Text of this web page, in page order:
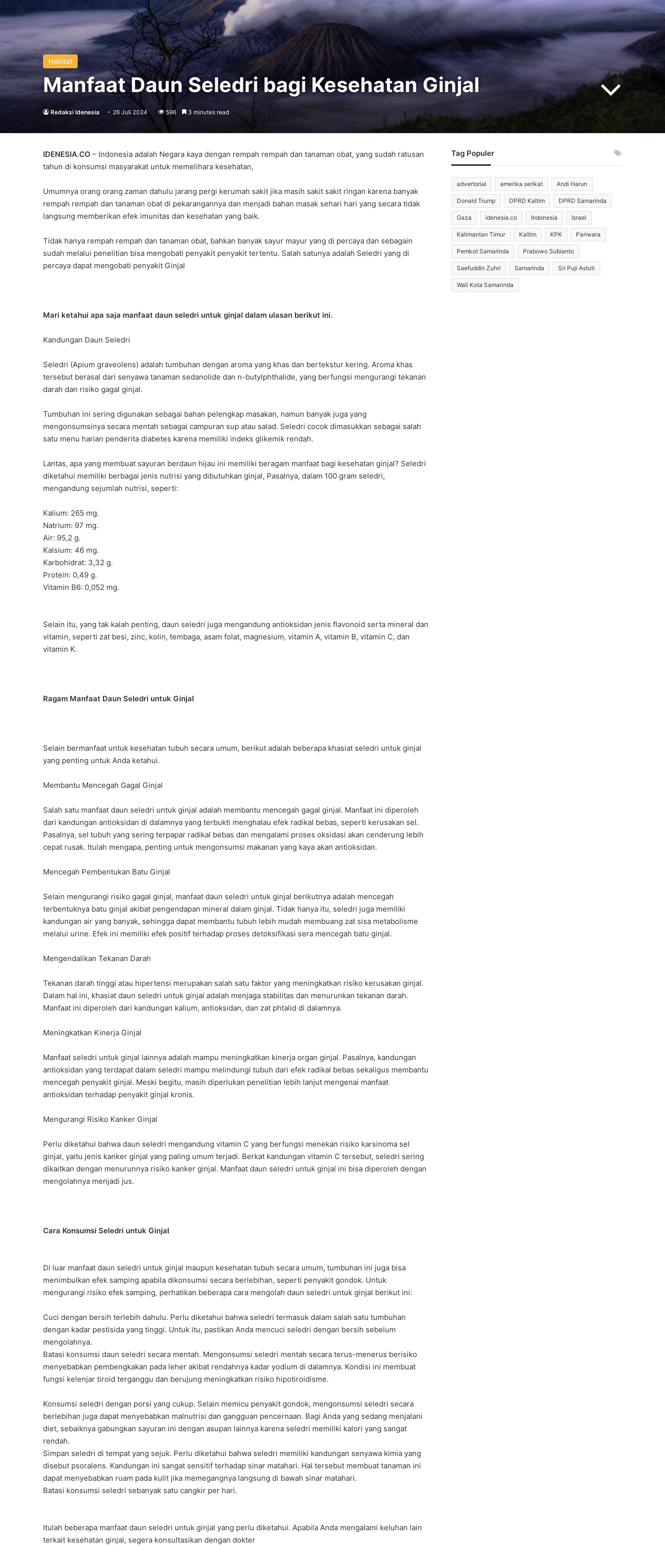
Habitat
Manfaat Daun Seledri bagi Kesehatan Ginjal
Redaksi Idenesia 26 Juli 2024 596 3 minutes read
IDENESIA.CO – Indonesia adalah Negara kaya dengan rempah rempah dan tanaman obat, yang sudah ratusan
tahun di konsumsi masyarakat untuk memelihara kesehatan,
Umumnya orang orang zaman dahulu jarang pergi kerumah sakit jika masih sakit sakit ringan karena banyak
rempah rempah dan tanaman obat di pekarangannya dan menjadi bahan masak sehari hari yang secara tidak
langsung memberikan efek imunitas dan kesehatan yang baik.
Tidak hanya rempah rempah dan tanaman obat, bahkan banyak sayur mayur yang di percaya dan sebagain
sudah melalui penelitian bisa mengobati penyakit penyakit tertentu. Salah satunya adalah Seledri yang di
percaya dapat mengobati penyakit Ginjal
Mari ketahui apa saja manfaat daun seledri untuk ginjal dalam ulasan berikut ini.
Kandungan Daun Seledri
Seledri (Apium graveolens) adalah tumbuhan dengan aroma yang khas dan bertekstur kering. Aroma khas
tersebut berasal dari senyawa tanaman sedanolide dan n-butylphthalide, yang berfungsi mengurangi tekanan
darah dan risiko gagal ginjal.
Tumbuhan ini sering digunakan sebagai bahan pelengkap masakan, namun banyak juga yang
mengonsumsinya secara mentah sebagai campuran sup atau salad. Seledri cocok dimasukkan sebagai salah
satu menu harian penderita diabetes karena memiliki indeks glikemik rendah.
Lantas, apa yang membuat sayuran berdaun hijau ini memiliki beragam manfaat bagi kesehatan ginjal? Seledri
diketahui memiliki berbagai jenis nutrisi yang dibutuhkan ginjal, Pasalnya, dalam 100 gram seledri,
mengandung sejumlah nutrisi, seperti:
Kalium: 265 mg.
Natrium: 97 mg.
Air: 95,2 g.
Kalsium: 46 mg.
Karbohidrat: 3,32 g.
Protein: 0,49 g.
Vitamin B6: 0,052 mg.
Selain itu, yang tak kalah penting, daun seledri juga mengandung antioksidan jenis flavonoid serta mineral dan
vitamin, seperti zat besi, zinc, kolin, tembaga, asam folat, magnesium, vitamin A, vitamin B, vitamin C, dan
vitamin K.
Ragam Manfaat Daun Seledri untuk Ginjal
Selain bermanfaat untuk kesehatan tubuh secara umum, berikut adalah beberapa khasiat seledri untuk ginjal
yang penting untuk Anda ketahui.
Membantu Mencegah Gagal Ginjal
Salah satu manfaat daun seledri untuk ginjal adalah membantu mencegah gagal ginjal. Manfaat ini diperoleh
dari kandungan antioksidan di dalamnya yang terbukti menghalau efek radikal bebas, seperti kerusakan sel.
Pasalnya, sel tubuh yang sering terpapar radikal bebas dan mengalami proses oksidasi akan cenderung lebih
cepat rusak. Itulah mengapa, penting untuk mengonsumsi makanan yang kaya akan antioksidan.
Mencegah Pembentukan Batu Ginjal
Selain mengurangi risiko gagal ginjal, manfaat daun seledri untuk ginjal berikutnya adalah mencegah
terbentuknya batu ginjal akibat pengendapan mineral dalam ginjal. Tidak hanya itu, seledri juga memiliki
kandungan air yang banyak, sehingga dapat membantu tubuh lebih mudah membuang zat sisa metabolisme
melalui urine. Efek ini memiliki efek positif terhadap proses detoksifikasi sera mencegah batu ginjal.
Mengendalikan Tekanan Darah
Tekanan darah tinggi atau hipertensi merupakan salah satu faktor yang meningkatkan risiko kerusakan ginjal.
Dalam hal ini, khasiat daun seledri untuk ginjal adalah menjaga stabilitas dan menurunkan tekanan darah.
Manfaat ini diperoleh dari kandungan kalium, antioksidan, dan zat phtalid di dalamnya.
Meningkatkan Kinerja Ginjal
Manfaat seledri untuk ginjal lainnya adalah mampu meningkatkan kinerja organ ginjal. Pasalnya, kandungan
antioksidan yang terdapat dalam seledri mampu melindungi tubuh dari efek radikal bebas sekaligus membantu
mencegah penyakit ginjal. Meski begitu, masih diperlukan penelitian lebih lanjut mengenai manfaat
antioksidan terhadap penyakit ginjal kronis.
Mengurangi Risiko Kanker Ginjal
Perlu diketahui bahwa daun seledri mengandung vitamin C yang berfungsi menekan risiko karsinoma sel
ginjal, yaitu jenis kanker ginjal yang paling umum terjadi. Berkat kandungan vitamin C tersebut, seledri sering
dikaitkan dengan menurunnya risiko kanker ginjal. Manfaat daun seledri untuk ginjal ini bisa diperoleh dengan
mengolahnya menjadi jus.
Cara Konsumsi Seledri untuk Ginjal
Di luar manfaat daun seledri untuk ginjal maupun kesehatan tubuh secara umum, tumbuhan ini juga bisa
menimbulkan efek samping apabila dikonsumsi secara berlebihan, seperti penyakit gondok. Untuk
mengurangi risiko efek samping, perhatikan beberapa cara mengolah daun seledri untuk ginjal berikut ini:
Cuci dengan bersih terlebih dahulu. Perlu diketahui bahwa seledri termasuk dalam salah satu tumbuhan
dengan kadar pestisida yang tinggi. Untuk itu, pastikan Anda mencuci seledri dengan bersih sebelum
mengolahnya.
Batasi konsumsi daun seledri secara mentah. Mengonsumsi seledri mentah secara terus-menerus berisiko
menyebabkan pembengkakan pada leher akibat rendahnya kadar yodium di dalamnya. Kondisi ini membuat
fungsi kelenjar tiroid terganggu dan berujung meningkatkan risiko hipotiroidisme.
Konsumsi seledri dengan porsi yang cukup. Selain memicu penyakit gondok, mengonsumsi seledri secara
berlebihan juga dapat menyebabkan malnutrisi dan gangguan pencernaan. Bagi Anda yang sedang menjalani
diet, sebaiknya gabungkan sayuran ini dengan asupan lainnya karena seledri memiliki kalori yang sangat
rendah.
Simpan seledri di tempat yang sejuk. Perlu diketahui bahwa seledri memiliki kandungan senyawa kimia yang
disebut psoralens. Kandungan ini sangat sensitif terhadap sinar matahari. Hal tersebut membuat tanaman ini
dapat menyebabkan ruam pada kulit jika memegangnya langsung di bawah sinar matahari.
Batasi konsumsi seledri sebanyak satu cangkir per hari.
Itulah beberapa manfaat daun seledri untuk ginjal yang perlu diketahui. Apabila Anda mengalami keluhan lain
terkait kesehatan ginjal, segera konsultasikan dengan dokter
Tag Populer
advertorial amerika serikat Andi Harun
Donald Trump DPRD Kaltim DPRD Samarinda
Gaza idenesia.co Indonesia Israel
Kalimantan Timur Kaltim KPK Pariwara
Pemkot Samarinda Prabowo Subianto
Saefuddin Zuhri Samarinda Sri Puji Astuti
Wali Kota Samarinda